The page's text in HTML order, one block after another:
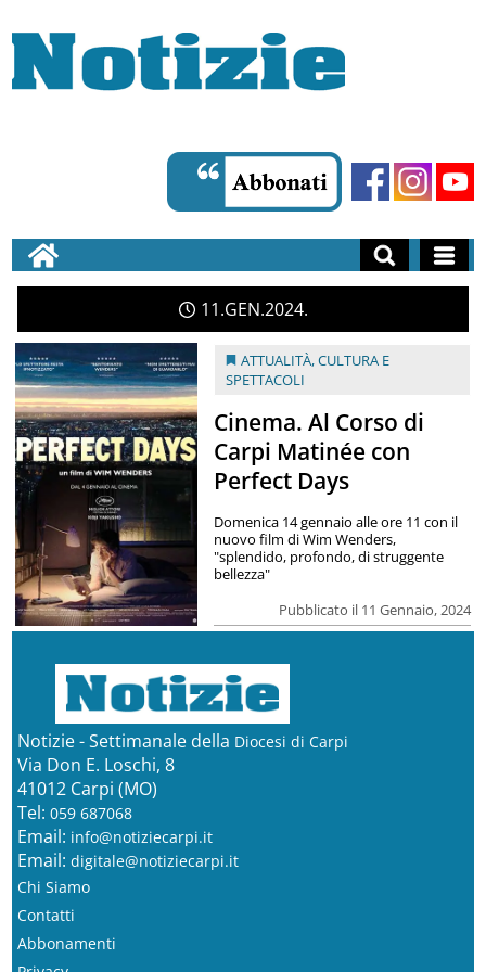
11 GEN 2024
ATTUALITÀ,CULTURA E
SPETTACOLI
Cinema. Al Corso di
Carpi Matinée con
Perfect Days
Pubblicato il 11 Gennaio, 2024
Domenica 14 gennaio alle ore 11 con il
nuovo film di Wim Wenders,
"splendido, profondo, di struggente
bellezza"
Notizie - Settimanale della Diocesi di Carpi
Via Don E. Loschi, 8
41012 Carpi (MO)
Tel: 059 687068
Email: info@notiziecarpi.it
Email: digitale@notiziecarpi.it
Chi Siamo
Contatti
Abbonamenti